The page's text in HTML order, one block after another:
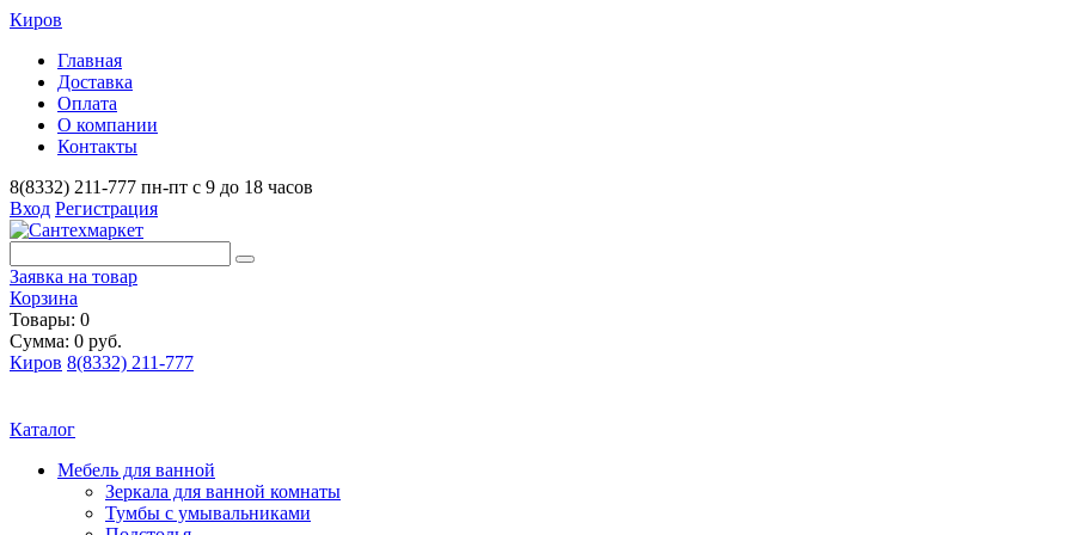
Киров
Главная
Доставка
Оплата
О компании
Контакты
8(8332) 211-777 пн-пт с 9 до 18 часов
Вход Регистрация
Заявка на товар
Корзина
Товары: 0
Сумма: 0 руб.
Киров 8(8332) 211-777
Каталог
Мебель для ванной
Зеркала для ванной комнаты
Тумбы с умывальниками